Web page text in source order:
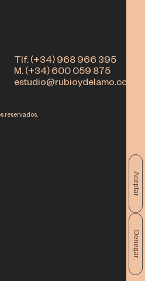
Aceptar
Denegar
Tlf. (+34) 968 966 395
M. (+34) 600 059 875
estudio@rubioydelamo.com
reservados.